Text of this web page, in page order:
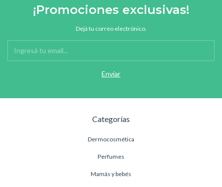
¡Promociones exclusivas!
Dejá tu correo electrónico.
Categorías
Dermocosmética
Perfumes
Mamás y bebés